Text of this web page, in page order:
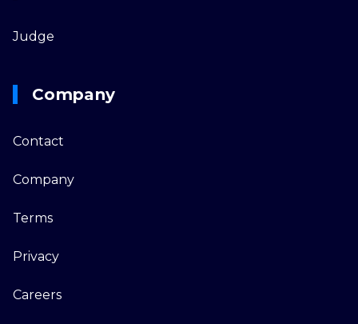
Judge
Company
Contact
Company
Terms
Privacy
Careers